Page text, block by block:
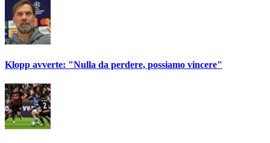
Klopp avverte: "Nulla da perdere, possiamo vincere"